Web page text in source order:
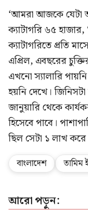
‘আমরা আজকে যেটা
ক্যাটাগরি ৬৫ হাজার,
ক্যাটাগরিতে প্রতি
এপ্রিল, এবছরের
এখনো স্যালারি
হয়নি দেখে।
জানুয়ারি থেকে
হিসেবে পাবে।
ছিল সেটা ১ লাখ করে
বাংলাদেশ তামিম
আরো পড়ুন: